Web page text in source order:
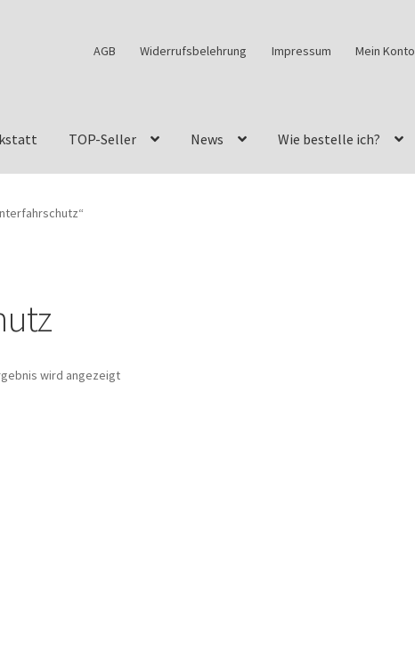
AGB Widerrufsbelehrung Impressum Mein Konto
TOP-Seller News Wie bestelle ich?
Felge ist für mein G-Modell 2018 verfügbar
Restore – Tune – Drive
w463
wird angezeigt